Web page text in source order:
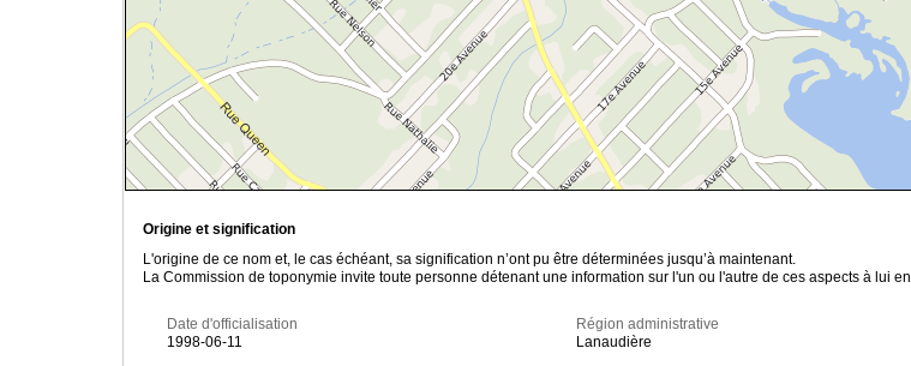
Origine et signification
L'origine de ce nom et, le cas échéant, sa signification n’ont pu être déterminées jusqu’à maintenant.
La Commission de toponymie invite toute personne détenant une information sur l'un ou l'autre de ces aspects à lui en
Date d'officialisation
1998-06-11
Région administrative
Lanaudière